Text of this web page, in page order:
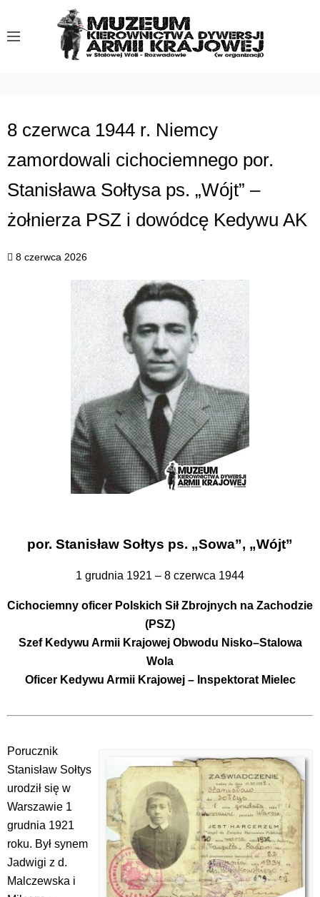
8 czerwca 1944 r. Niemcy
zamordowali cichociemnego por.
Stanisława Sołtysa ps. „Wójt” –
żołnierza PSZ i dowódcę Kedywu AK
8 czerwca 2026
por. Stanisław Sołtys ps. „Sowa”, „Wójt”
1 grudnia 1921 – 8 czerwca 1944
Cichociemny oficer Polskich Sił Zbrojnych na Zachodzie
(PSZ)
Szef Kedywu Armii Krajowej Obwodu Nisko–Stalowa
Wola
Oficer Kedywu Armii Krajowej – Inspektorat Mielec
Porucznik
Stanisław Sołtys
urodził się w
Warszawie 1
grudnia 1921
roku. Był synem
Jadwigi z d.
Malczewska i